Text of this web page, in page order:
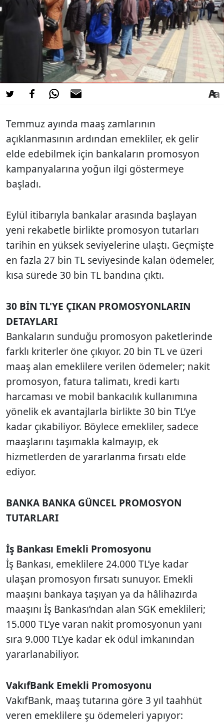
Temmuz ayında maaş zamlarının
açıklanmasının ardından emekliler, ek gelir
elde edebilmek için bankaların promosyon
kampanyalarına yoğun ilgi göstermeye
başladı.
Eylül itibarıyla bankalar arasında başlayan
yeni rekabetle birlikte promosyon tutarları
tarihin en yüksek seviyelerine ulaştı. Geçmişte
en fazla 27 bin TL seviyesinde kalan ödemeler,
kısa sürede 30 bin TL bandına çıktı.
30 BİN TL'YE ÇIKAN PROMOSYONLARIN
DETAYLARI
Bankaların sunduğu promosyon paketlerinde
farklı kriterler öne çıkıyor. 20 bin TL ve üzeri
maaş alan emeklilere verilen ödemeler; nakit
promosyon, fatura talimatı, kredi kartı
harcaması ve mobil bankacılık kullanımına
yönelik ek avantajlarla birlikte 30 bin TL’ye
kadar çıkabiliyor. Böylece emekliler, sadece
maaşlarını taşımakla kalmayıp, ek
hizmetlerden de yararlanma fırsatı elde
ediyor.
BANKA BANKA GÜNCEL PROMOSYON
TUTARLARI
İş Bankası Emekli Promosyonu
İş Bankası, emeklilere 24.000 TL’ye kadar
ulaşan promosyon fırsatı sunuyor. Emekli
maaşını bankaya taşıyan ya da hâlihazırda
maaşını İş Bankası’ndan alan SGK emeklileri;
15.000 TL’ye varan nakit promosyonun yanı
sıra 9.000 TL’ye kadar ek ödül imkanından
yararlanabiliyor.
VakıfBank Emekli Promosyonu
VakıfBank, maaş tutarına göre 3 yıl taahhüt
veren emeklilere şu ödemeleri yapıyor: